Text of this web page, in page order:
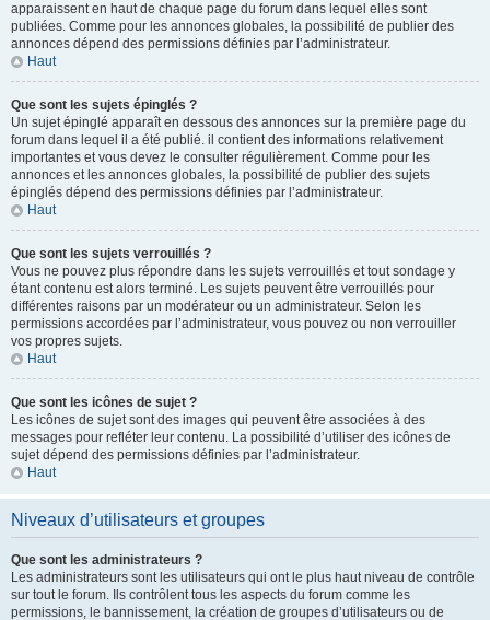
apparaissent en haut de chaque page du forum dans lequel elles sont
publiées. Comme pour les annonces globales, la possibilité de publier des
annonces dépend des permissions définies par l’administrateur.
Haut
Que sont les sujets épinglés ?
Un sujet épinglé apparaît en dessous des annonces sur la première page du
forum dans lequel il a été publié. il contient des informations relativement
importantes et vous devez le consulter régulièrement. Comme pour les
annonces et les annonces globales, la possibilité de publier des sujets
épinglés dépend des permissions définies par l’administrateur.
Haut
Que sont les sujets verrouillés ?
Vous ne pouvez plus répondre dans les sujets verrouillés et tout sondage y
étant contenu est alors terminé. Les sujets peuvent être verrouillés pour
différentes raisons par un modérateur ou un administrateur. Selon les
permissions accordées par l’administrateur, vous pouvez ou non verrouiller
vos propres sujets.
Haut
Que sont les icônes de sujet ?
Les icônes de sujet sont des images qui peuvent être associées à des
messages pour refléter leur contenu. La possibilité d’utiliser des icônes de
sujet dépend des permissions définies par l’administrateur.
Haut
Niveaux d’utilisateurs et groupes
Que sont les administrateurs ?
Les administrateurs sont les utilisateurs qui ont le plus haut niveau de contrôle
sur tout le forum. Ils contrôlent tous les aspects du forum comme les
permissions, le bannissement, la création de groupes d’utilisateurs ou de